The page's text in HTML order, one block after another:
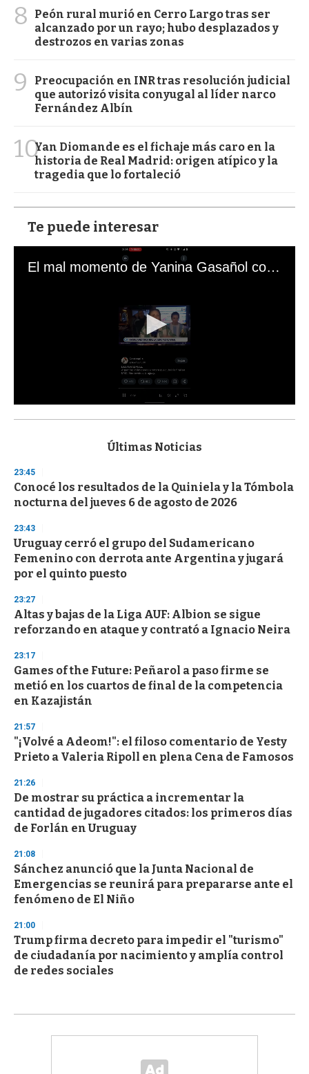
8
Peón rural murió en Cerro Largo tras ser
alcanzado por un rayo; hubo desplazados y
destrozos en varias zonas
9
Preocupación en INR tras resolución judicial
que autorizó visita conyugal al líder narco
Fernández Albín
10Yan Diomande es el fichaje más caro en la
historia de Real Madrid: origen atípico y la
tragedia que lo fortaleció
Te puede interesar
El mal momento de Yanina Gasañol con un hincha argentino en "Subrayado"
s
d
s
o
f
3
s
e
c
o
d
s
Últimas Noticias
23:45
Conocé los resultados de la Quiniela y la Tómbola
nocturna del jueves 6 de agosto de 2026
23:43
Uruguay cerró el grupo del Sudamericano
Femenino con derrota ante Argentina y jugará
por el quinto puesto
23:27
Altas y bajas de la Liga AUF: Albion se sigue
reforzando en ataque y contrató a Ignacio Neira
23:17
Games of the Future: Peñarol a paso firme se
metió en los cuartos de final de la competencia
en Kazajistán
21:57
"¡Volvé a Adeom!": el filoso comentario de Yesty
Prieto a Valeria Ripoll en plena Cena de Famosos
21:26
De mostrar su práctica a incrementar la
cantidad de jugadores citados: los primeros días
de Forlán en Uruguay
21:08
Sánchez anunció que la Junta Nacional de
Emergencias se reunirá para prepararse ante el
fenómeno de El Niño
21:00
Trump firma decreto para impedir el "turismo"
de ciudadanía por nacimiento y amplía control
de redes sociales